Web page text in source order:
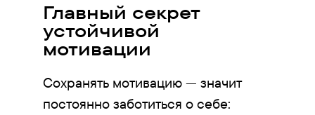
Главный секрет
устойчивой
мотивации
Сохранять мотивацию — значит
постоянно заботиться о себе: